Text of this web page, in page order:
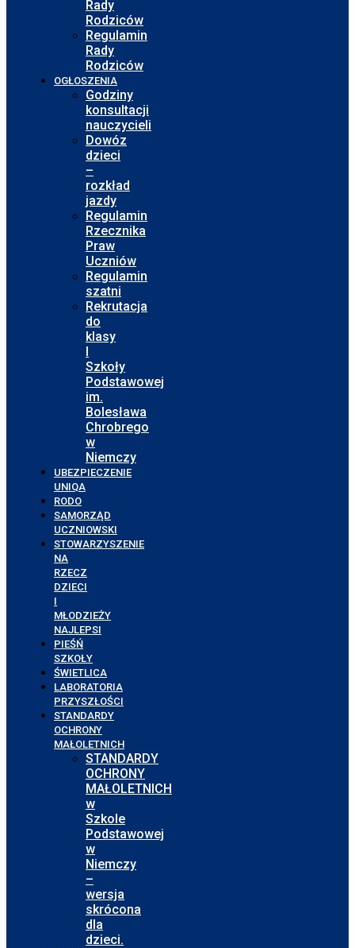
Rady
Rodziców
Regulamin
Rady
Rodziców
OGŁOSZENIA
Godziny
konsultacji
nauczycieli
Dowóz
dzieci
–
rozkład
jazdy
Regulamin
Rzecznika
Praw
Uczniów
Regulamin
szatni
Rekrutacja
do
klasy
I
Szkoły
Podstawowej
im.
Bolesława
Chrobrego
w
Niemczy
UBEZPIECZENIE
UNIQA
RODO
SAMORZĄD
UCZNIOWSKI
STOWARZYSZENIE
NA
RZECZ
DZIECI
I
MŁODZIEŻY
NAJLEPSI
PIEŚŃ
SZKOŁY
ŚWIETLICA
LABORATORIA
PRZYSZŁOŚCI
STANDARDY
OCHRONY
MAŁOLETNICH
STANDARDY
OCHRONY
MAŁOLETNICH
w
Szkole
Podstawowej
w
Niemczy
–
wersja
skrócona
dla
dzieci.